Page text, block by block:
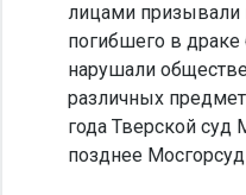
лицами призывали
погибшего в драке
нарушали
различных
года Тверской
позднее